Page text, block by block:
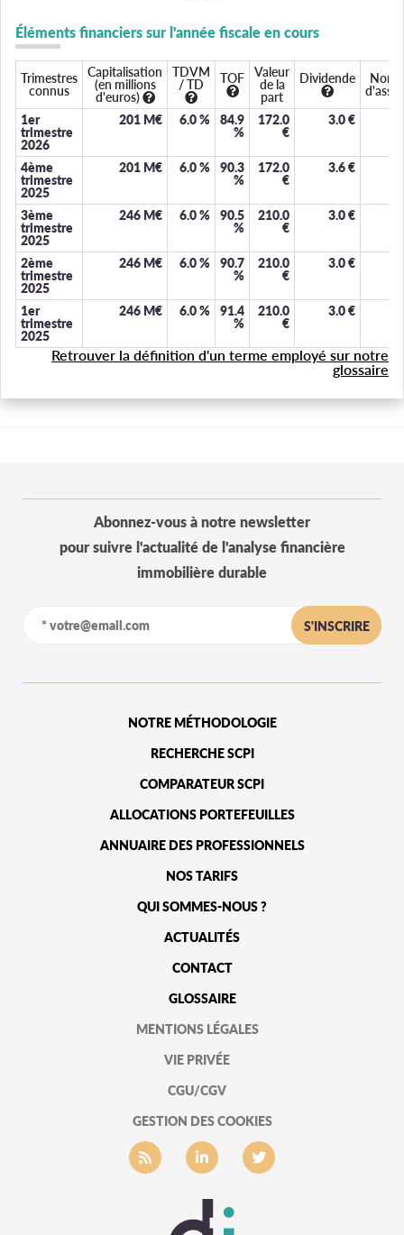
Éléments financiers sur l'année fiscale en cours
Trimestres
connus
Capitalisation
(en millions
d'euros)
TDVM
/ TD
TOF
Valeur
de la
part
Dividende
1er
trimestre
2026
201 M€ 6.0%
84.9
%
172.0
€
3.0€
4ème
trimestre
2025
201 M€ 6.0%
90.3
%
172.0
€
3.6€
3ème
trimestre
2025
246 M€ 6.0%
90.5
%
210.0
€
3.0€
2ème
trimestre
2025
246 M€ 6.0%
90.7
%
210.0
€
3.0€
1er
trimestre
2025
246 M€ 6.0%
91.4
%
210.0
€
3.0€
Retrouver la définition d'un terme employé sur notre
glossaire
Abonnez-vous à notre newsletter
pour suivre l'actualité de l'analyse financière
immobilière durable
S'INSCRIRE
NOTRE MÉTHODOLOGIE
RECHERCHE SCPI
COMPARATEUR SCPI
ALLOCATIONS PORTEFEUILLES
ANNUAIRE DES PROFESSIONNELS
NOS TARIFS
QUI SOMMES-NOUS ?
ACTUALITÉS
CONTACT
GLOSSAIRE
MENTIONS LÉGALES
VIE PRIVÉE
CGU/CGV
GESTION DES COOKIES